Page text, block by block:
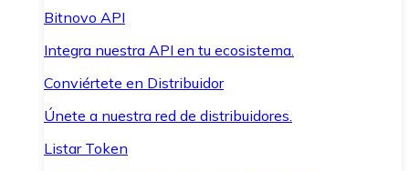
Bitnovo API
Integra nuestra API en tu ecosistema.
Conviértete en Distribuidor
Únete a nuestra red de distribuidores.
Listar Token